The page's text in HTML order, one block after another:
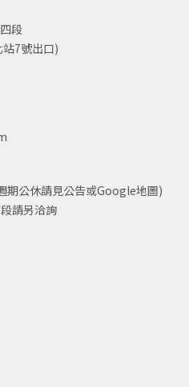
段
7號出口)
期公休請見公告或Google地圖)
請另洽詢